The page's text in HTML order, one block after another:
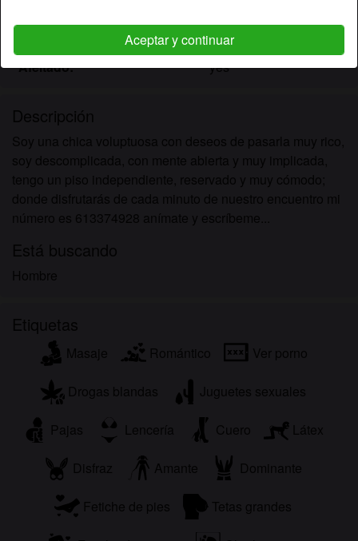
Aceptar y continuar
Altura:
166 cm
60 Kg
Afeitado:
yes
Descripción
Soy una chica voluptuosa con deseos de pasarla muy rico,
soy descomplicada, con mente abierta y muy implicada,
tengo un piso independiente, reservado y muy cómodo;
donde disfrutarás de cada minuto de nuestro encuentro mi
número es 613374928 anímate y escríbeme...
Está buscando
Hombre
Etiquetas
Masaje Romántico Ver porno
Drogas blandas Juguetes sexuales
Pajas Lencería Cuero Látex
Disfraz Amante Dominante
Fetiche de pies Tetas grandes